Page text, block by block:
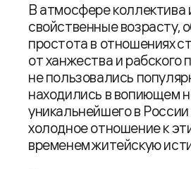
В атмосфере коллектива
свойственные
простота в отношениях
от ханжества и
не пользовались
находились в вопиющем
уникальнейшего в
холодное отношение к
временем житейскую